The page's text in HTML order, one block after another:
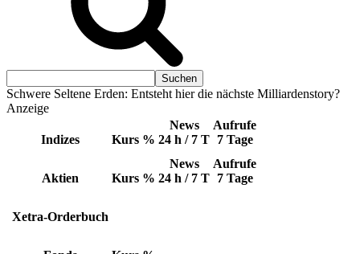
Schwere Seltene Erden: Entsteht hier die nächste Milliardenstory?
Anzeige
Indizes Kurs %
News
24 h / 7 T
Aufrufe
7 Tage
Aktien Kurs %
News
24 h / 7 T
Aufrufe
7 Tage
Xetra-Orderbuch